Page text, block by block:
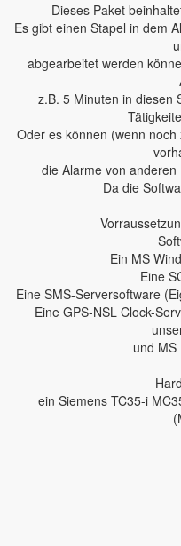
Dieses Paket
Es gibt einen Stapel in dem
abgearbeitet werden
z.B. 5 Minuten in diesen
Oder es können (wenn
die Alarme von
Da die
Ein MS
Eine
Eine SMS-Serversoftware
Eine GPS-NSL Clock-
und MS
ein Siemens TC35-i